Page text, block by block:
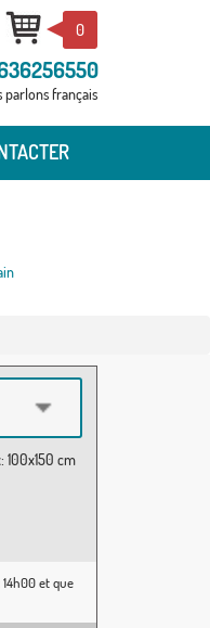
0
parlons français
100x150 cm
et que